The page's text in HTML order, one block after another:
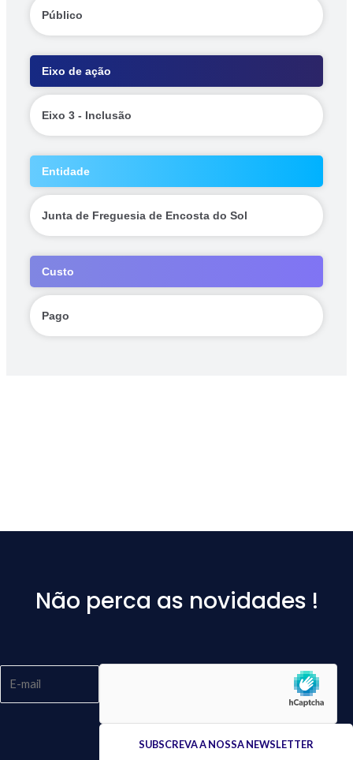
Público
Eixo de ação
Eixo 3 - Inclusão
Entidade
Junta de Freguesia de Encosta do Sol
Custo
Pago
Não perca as novidades !